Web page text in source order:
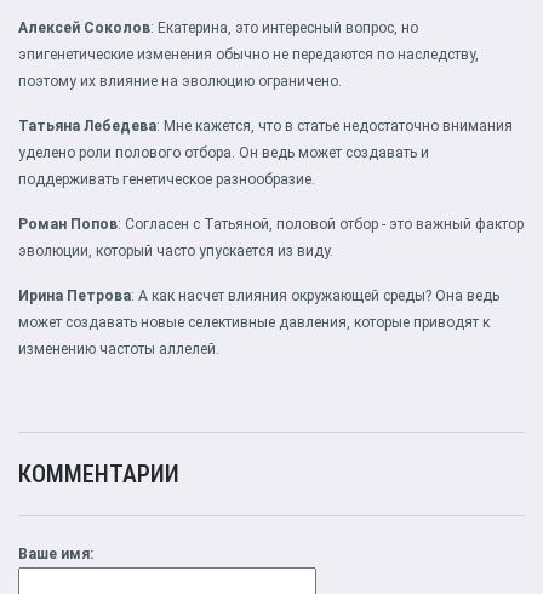
Алексей Соколов: Екатерина, это интересный вопрос, но
эпигенетические изменения обычно не передаются по наследству,
поэтому их влияние на эволюцию ограничено.
Татьяна Лебедева: Мне кажется, что в статье недостаточно внимания
уделено роли полового отбора. Он ведь может создавать и
поддерживать генетическое разнообразие.
Роман Попов: Согласен с Татьяной, половой отбор - это важный фактор
эволюции, который часто упускается из виду.
Ирина Петрова: А как насчет влияния окружающей среды? Она ведь
может создавать новые селективные давления, которые приводят к
изменению частоты аллелей.
КОММЕНТАРИИ
Ваше имя: